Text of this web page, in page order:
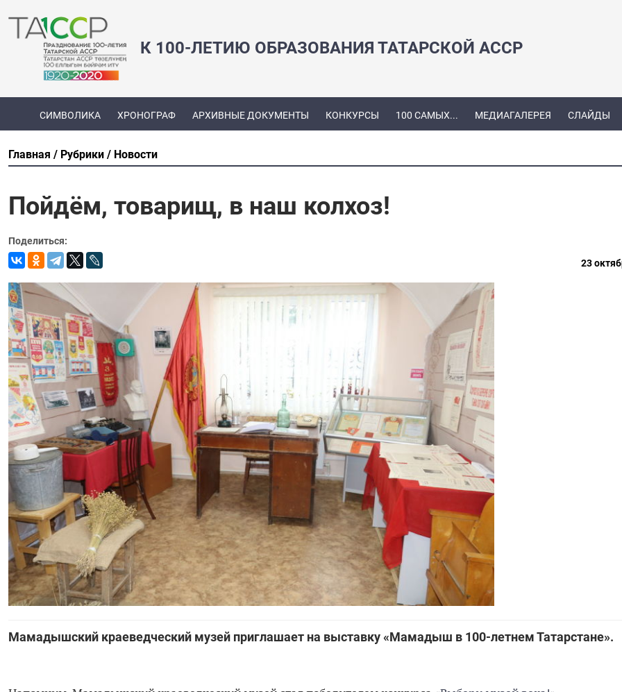
К 100-ЛЕТИЮ ОБРАЗОВАНИЯ ТАТАРСКОЙ АССР
СИМВОЛИКА ХРОНОГРАФ АРХИВНЫЕ ДОКУМЕНТЫ КОНКУРСЫ 100 САМЫХ... МЕДИАГАЛЕРЕЯ СЛАЙДЫ
Главная Рубрики Новости
Пойдём, товарищ, в наш колхоз!
Поделиться:
23
Мамадышский краеведческий музей приглашает на выставку «Мамадыш в 100-летнем Татарстане».